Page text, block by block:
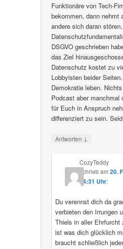
Funktionäre von Tech-
bekommen, dann nehmt
andere sich daran
DSGVO geschrieben
das Ziel
Datenschutz kostet zu
Lobbyisten beider
Demokratie leben.
Podcast aber manchmal
für Euch in Anspruch
differenziert zu sein.
Antworten ↓
CozyTeddy
schriebam 20.
14:31 Uhr:
Du verennst dich da
verbieten den Irrungen
Thiels in aller Ehrfurcht
ist was dich glücklich
braucht schließlich